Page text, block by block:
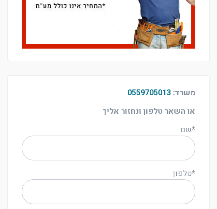
משרד: 0559705013
או השאר טלפון ונחזור אליך
*שם
*טלפון